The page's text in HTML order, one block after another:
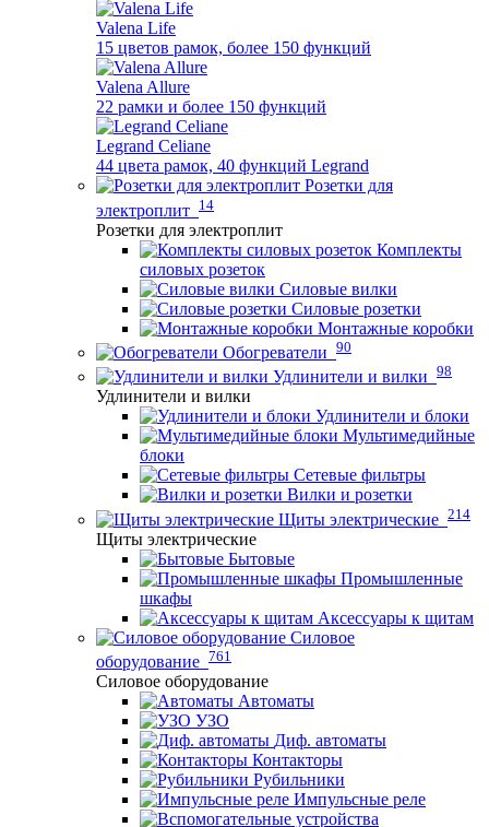
Valena Life
15 цветов рамок, более 150 функций
Valena Allure
22 рамки и более 150 функций
Legrand Celiane
44 цвета рамок, 40 функций Legrand
Розетки для
электроплит 14
Розетки для электроплит
Комплекты
силовых розеток
Силовые вилки
Силовые розетки
Монтажные коробки
Обогреватели 90
Удлинители и вилки 98
Удлинители и вилки
Удлинители и блоки
Мультимедийные
блоки
Сетевые фильтры
Вилки и розетки
Щиты электрические 214
Щиты электрические
Бытовые
Промышленные
шкафы
Аксессуары к щитам
Силовое
оборудование 761
Силовое оборудование
Автоматы
УЗО
Диф. автоматы
Контакторы
Рубильники
Импульсные реле